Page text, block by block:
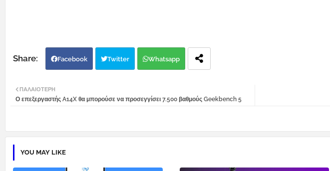
Facebook Twitter Whatsapp
ΠΑΛΑΙΌΤΕΡΗ
Ο επεξεργαστής A14X θα μπορούσε να προσεγγίσει 7.500 βαθμούς Geekbench 5
YOU MAY LIKE